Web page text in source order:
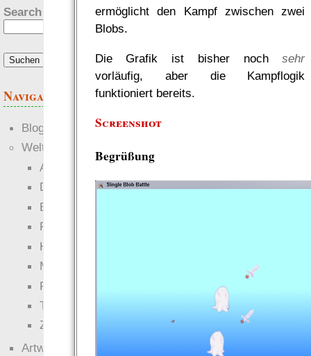
ermöglicht den Kampf zwischen zwei
Blobs.
Die Grafik ist bisher nochsehr
vorläufig, aber die Kampflogik
funktioniert bereits.
Screenshot
Begrüßung
Search this site:
Navigation
Blogs
Welten
Ante Portas
Die neuen Lande
EWS-X
Freihändler
Hinter der Welt
Magie
RaumZeit
Technophob
Zettel-RPG
Artwork